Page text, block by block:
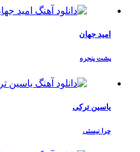
امید جهان
پشت پنجره
یاسین ترکی
چرا نیستی